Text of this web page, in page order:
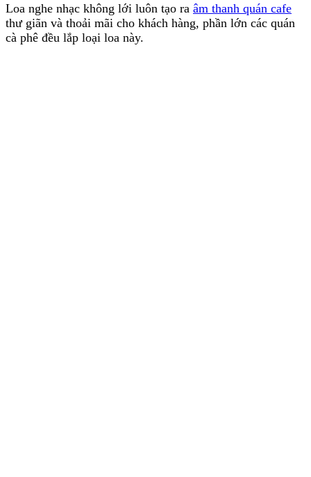
Loa nghe nhạc không lới luôn tạo ra âm thanh quán cafe
thư giãn và thoải mãi cho khách hàng, phần lớn các quán
cà phê đều lắp loại loa này.